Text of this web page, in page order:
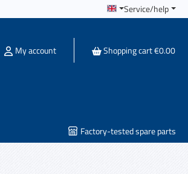
Service/help
0 wishlist items
My account Shopping cart€0.00
Factory-tested spare parts